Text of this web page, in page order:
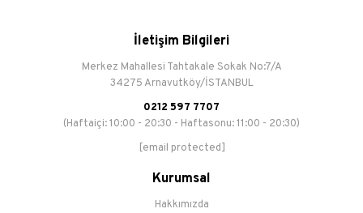
Kahverengi
2015 İlkbahar-Yaz
İletişim Bilgileri
Merkez Mahallesi Tahtakale Sokak No:7/A
34275 Arnavutköy/İSTANBUL
0212 597 7707
(Haftaiçi: 10:00 - 20:30 - Haftasonu: 11:00 - 20:30)
[email protected]
Kurumsal
Hakkımızda